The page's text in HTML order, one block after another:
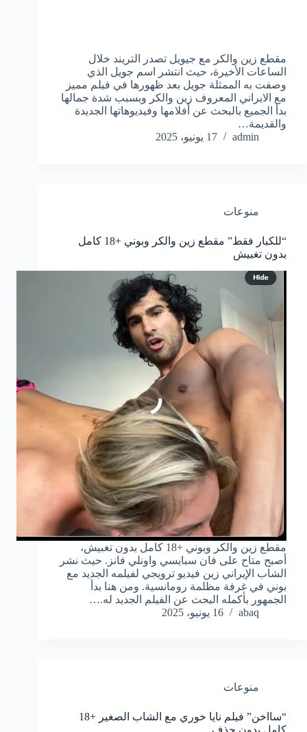
مقطع زين والكر مع جيويل تصدر التريند خلال
الساعات الأخيرة، حيث انتشر اسم جويل الذي
وصفت به الممثلة جويل بعد ظهورها في فيلم مميز
مع الايراني المعروف زين والكر وبسبب شدة جمالها
بدأ الجميع بالبحث عن أفلامها وفيديوهاتها الجديدة
والقديمة…
admin
17 يونيو، 2025
منوعات
“للكبار فقط” مقطع زين والكر وبوني +18 كامل
بدون تغبيش
مقطع زين والكر وبوني +18 كامل بدون تغبيش،
أصبح متاح على فان سبايسي واونلي فانز. حيث نشر
الشاب الإيراني زين فيديو ترويجي لفيلمه الجديد مع
بوني في غرفة مظلمة رومانسية. ومن هنا بدأ
الجمهور بأكمله البحث عن الفيلم الجديد له.…
abaq
16 يونيو، 2025
منوعات
“سااخن” فيلم نايا خوري مع الشاب الصغير +18